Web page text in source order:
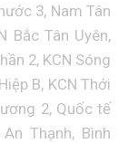
3, Nam Tân
Bắc Tân Uyên,
2, KCN Sóng
B, KCN Thới
2, Quốc tế
Thạnh, Bình